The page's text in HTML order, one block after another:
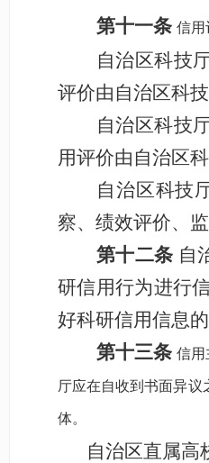
第十一条 信用
自治区科技
评价由自治区科
自治区科技
用评价由自治区
自治区科技
察、绩效评价、
第十二条 自
研信用行为进行
好科研信用信息
第十三条 信用
厅应在自收到书面异议
体。
自治区直属高